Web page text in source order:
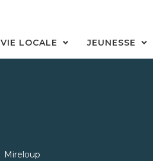
VIE LOCALE JEUNESSE
Mireloup